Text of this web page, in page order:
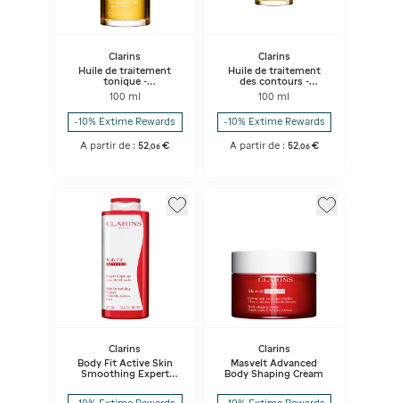
Clarins
Huile de traitement
tonique -
Raffermissante/tonifiante
100 ml
-10% Extime Rewards
A partir de :52,06 €
Clarins
Huile de traitement
des contours -
Contourner/renforcer
100 ml
-10% Extime Rewards
A partir de : 52,06 €
Clarins
Body Fit Active Skin
Smoothing Expert
Clarins
Masvelt Advanced
Body Shaping Cream